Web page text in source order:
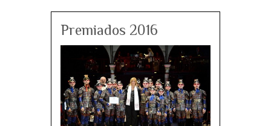
Premiados 2016